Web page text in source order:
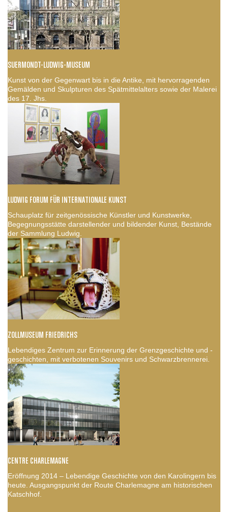
SUERMONDT-LUDWIG-MUSEUM
Kunst von der Gegenwart bis in die Antike, mit hervorragenden
Gemälden und Skulpturen des Spätmittelalters sowie der Malerei
des 17. Jhs.
LUDWIG FORUM FÜR INTERNATIONALE KUNST
Schauplatz für zeitgenössische Künstler und Kunstwerke,
Begegnungsstätte darstellender und bildender Kunst, Bestände
der Sammlung Ludwig.
ZOLLMUSEUM FRIEDRICHS
Lebendiges Zentrum zur Erinnerung der Grenzgeschichte und -
geschichten, mit verbotenen Souvenirs und Schwarzbrennerei.
CENTRE CHARLEMAGNE
Eröffnung 2014 – Lebendige Geschichte von den Karolingern bis
heute. Ausgangspunkt der Route Charlemagne am historischen
Katschhof.